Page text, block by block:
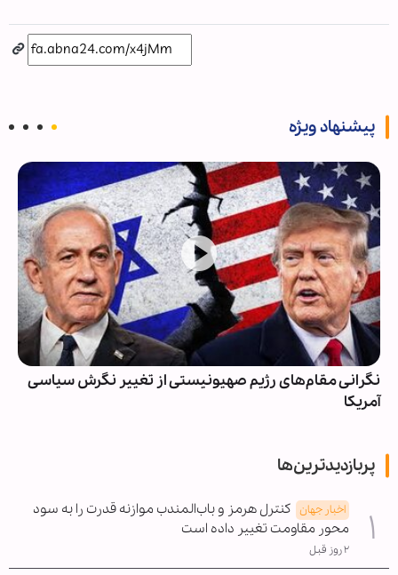
پیشنهاد ویژه
نگرانی مقام‌های رژیم صهیونیستی از تغییر نگرش سیاسی
آمریکا
پربازدیدترین‌ها
اخبار جهان کنترل هرمز و باب‌المندب موازنه قدرت را به سود
محور مقاومت تغییر داده است
۲ روز قبل